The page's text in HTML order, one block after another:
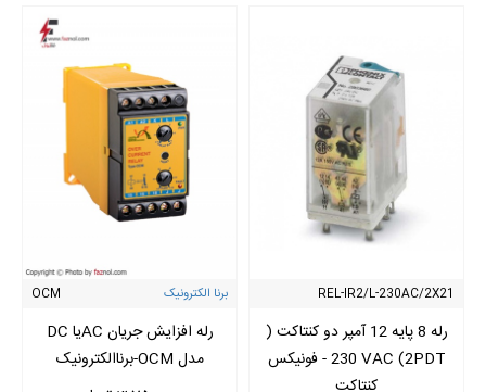
REL-IR2/L-230AC/2X21
رله 8 پایه 12 آمپر دو کنتاکت (
2PDT) 230 VAC - فونیکس
کنتاکت
برنا الکترونیک OCM
رله افزایش جریان ACیا DC
مدل OCM-برناالکترونیک